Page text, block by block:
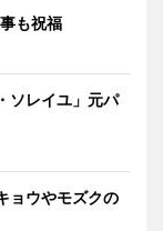
も祝福
ソレイユ」元パ
ョウやモズクの